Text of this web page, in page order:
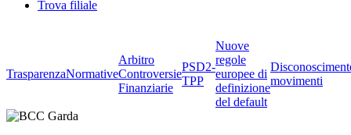
Trova filiale
TrasparenzaNormative
Arbitro
Controversie
Finanziarie
PSD2-
TPP
Nuove
regole
europee di
definizione
del default
movimenti